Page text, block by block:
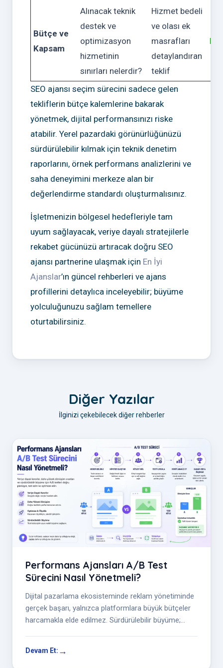
Bütçe ve
Kapsam
Alınacak teknik
destek ve
optimizasyon
hizmetinin
sınırları nelerdir?
Hizmet bedeli
ve olası ek
masrafları
detaylandıran
teklif
SEO ajansı seçim sürecini sadece gelen
tekliflerin bütçe kalemlerine bakarak
yönetmek, dijital performansınızı riske
atabilir. Yerel pazardaki görünürlüğünüzü
sürdürülebilir kılmak için teknik denetim
raporlarını, örnek performans analizlerini ve
saha deneyimini merkeze alan bir
değerlendirme standardı oluşturmalısınız.
İşletmenizin bölgesel hedefleriyle tam
uyum sağlayacak, veriye dayalı stratejilerle
rekabet gücünüzü artıracak doğru SEO
ajansı partnerine ulaşmak için En İyi
Ajanslar’ın güncel rehberleri ve ajans
profillerini detaylıca inceleyebilir; büyüme
yolculuğunuzu sağlam temellere
oturtabilirsiniz.
Diğer Yazılar
İlginizi çekebilecek diğer rehberler
Performans Ajansları A/B Test
Sürecini Nasıl Yönetmeli?
Dijital pazarlama ekosisteminde reklam yönetiminde
gerçek başarı, yalnızca platformlara büyük bütçeler
harcamakla elde edilmez. Sürdürülebilir büyüme;
Devam Et: